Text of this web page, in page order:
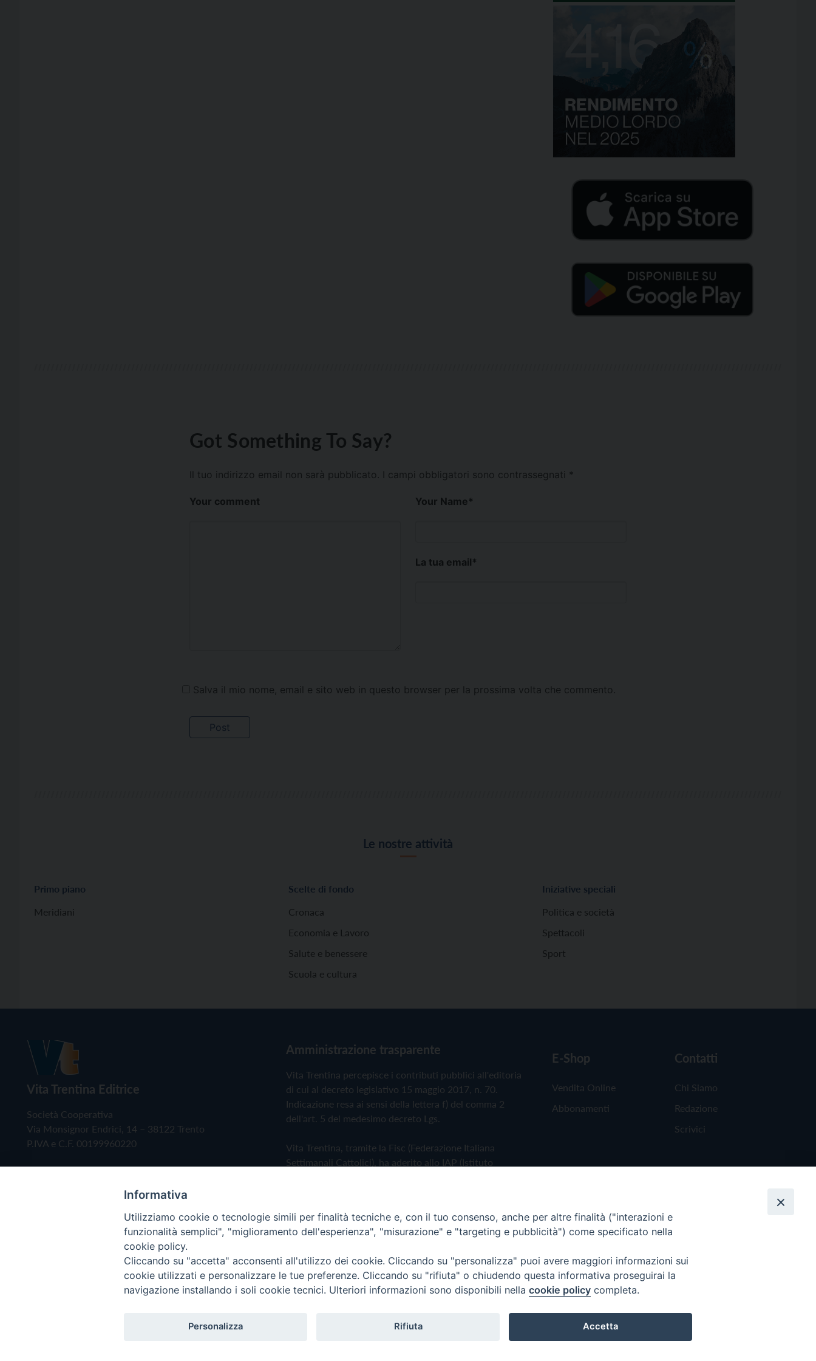
Got Something To Say?
Il tuo indirizzo email non sarà pubblicato. I campi obbligatori sono contrassegnati *
Your comment Your Name*
La tua email*
Salva il mio nome, email e sito web in questo browser per la prossima volta che commento.
Le nostre attività
Primo piano
Meridiani
Scelte di fondo
Cronaca
Economia e Lavoro
Salute e benessere
Scuola e cultura
Iniziative speciali
Politica e società
Spettacoli
Sport
Vita Trentina Editrice
Società Cooperativa
Via Monsignor Endrici, 14 – 38122 Trento
P.IVA e C.F. 00199960220
Amministrazione trasparente
Vita Trentina percepisce i contributi pubblici all'editoria
di cui al decreto legislativo 15 maggio 2017, n. 70.
Indicazione resa ai sensi della lettera f) del comma 2
dell'art. 5 del medesimo decreto Lgs.
Vita Trentina, tramite la Fisc (Federazione Italiana
Settimanali Cattolici), ha aderito allo IAP (Istituto
Privacy Policy Cookie Policy
E-Shop
Vendita Online
Abbonamenti
Contatti
Chi Siamo
Redazione
Scrivici
Copyright © 2019 - Tutti i diritti riservati - Vita Trentina Editrice
Informativa
Utilizziamo cookie o tecnologie simili per finalità tecniche e, con il tuo consenso, anche per altre finalità ("interazioni e
funzionalità semplici", "miglioramento dell'esperienza", "misurazione" e "targeting e pubblicità") come specificato nella
cookie policy.
Cliccando su "accetta" acconsenti all'utilizzo dei cookie. Cliccando su "personalizza" puoi avere maggiori informazioni sui
cookie utilizzati e personalizzare le tue preferenze. Cliccando su "rifiuta" o chiudendo questa informativa proseguirai la
navigazione installando i soli cookie tecnici. Ulteriori informazioni sono disponibili nella cookie policy completa.
Personalizza Rifiuta Accetta